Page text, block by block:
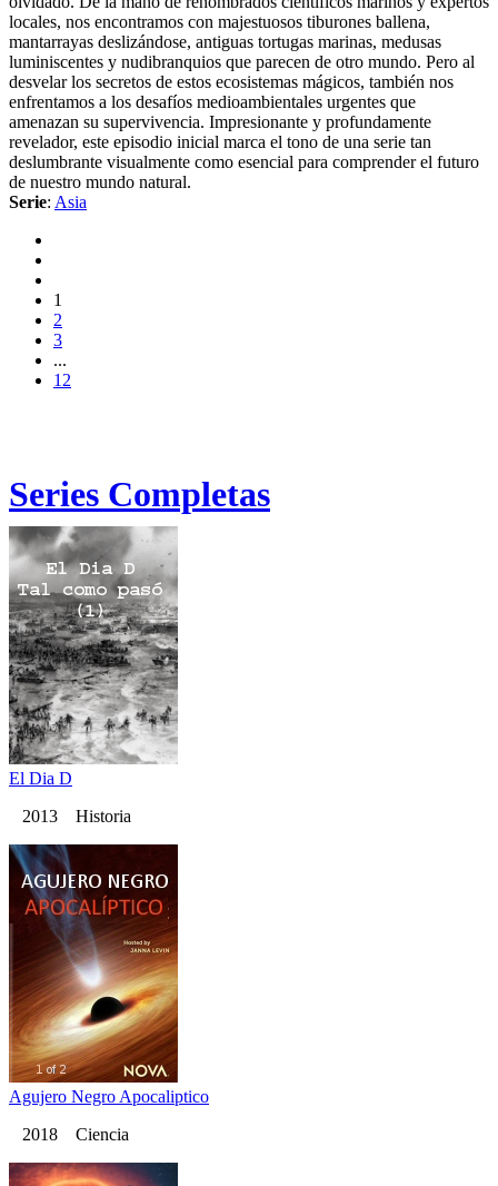
locales, nos encontramos con majestuosos tiburones ballena,
mantarrayas deslizándose, antiguas tortugas marinas, medusas
luminiscentes y nudibranquios que parecen de otro mundo. Pero al
desvelar los secretos de estos ecosistemas mágicos, también nos
enfrentamos a los desafíos medioambientales urgentes que
amenazan su supervivencia. Impresionante y profundamente
revelador, este episodio inicial marca el tono de una serie tan
deslumbrante visualmente como esencial para comprender el futuro
de nuestro mundo natural.
Serie: Asia
1
2
3
...
12
Series Completas
El Dia D
2013 Historia
Agujero Negro Apocaliptico
2018 Ciencia